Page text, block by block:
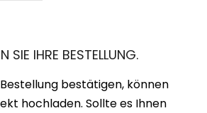
SIE IHRE BESTELLUNG.
bestätigen, können
hochladen. Sollte es Ihnen